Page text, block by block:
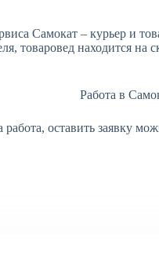
Самокат – курьер и
товаровед находится на
оставить заявку